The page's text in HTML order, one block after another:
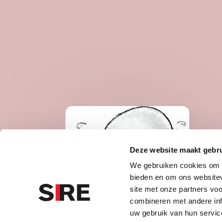
Deze website maakt
We gebruiken cookies
bieden en om ons
site met onze partners
combineren met andere
uw gebruik van hun